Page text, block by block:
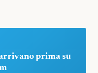
prima su